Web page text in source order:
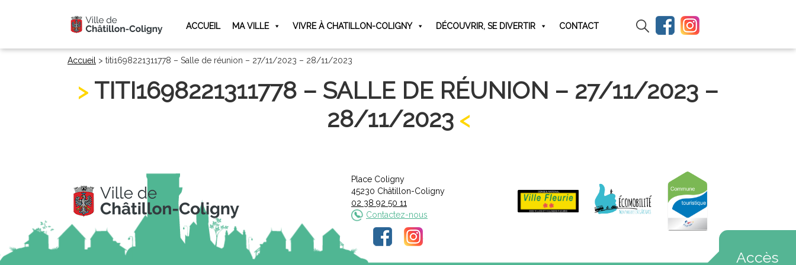
ACCUEIL MA VILLE VIVRE À CHATILLON-COLIGNY DÉCOUVRIR, SE DIVERTIR CONTACT
Accueil > titi1698221311778 – Salle de réunion – 27/11/2023 – 28/11/2023
TITI1698221311778 – SALLE DE RÉUNION – 27/11/2023 –
28/11/2023
Place Coligny
45230 Châtillon-Coligny
02 38 92 50 11
Contactez-nous
Accès